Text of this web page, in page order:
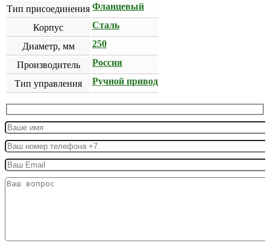
Тип присоединения Фланцевый
Корпус Сталь
Диаметр, мм 250
Производитель Россия
Тип управления Ручной привод